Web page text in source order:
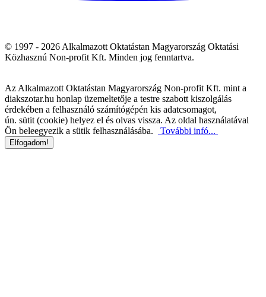
© 1997 - 2026 Alkalmazott Oktatástan Magyarország Oktatási
Közhasznú Non-profit Kft. Minden jog fenntartva.
Az Alkalmazott Oktatástan Magyarország Non-profit Kft. mint a
diakszotar.hu honlap üzemeltetője a testre szabott kiszolgálás
érdekében a felhasználó számítógépén kis adatcsomagot,
ún. sütit (cookie) helyez el és olvas vissza. Az oldal használatával
Ön beleegyezik a sütik felhasználásába.
További infó...
Elfogadom!